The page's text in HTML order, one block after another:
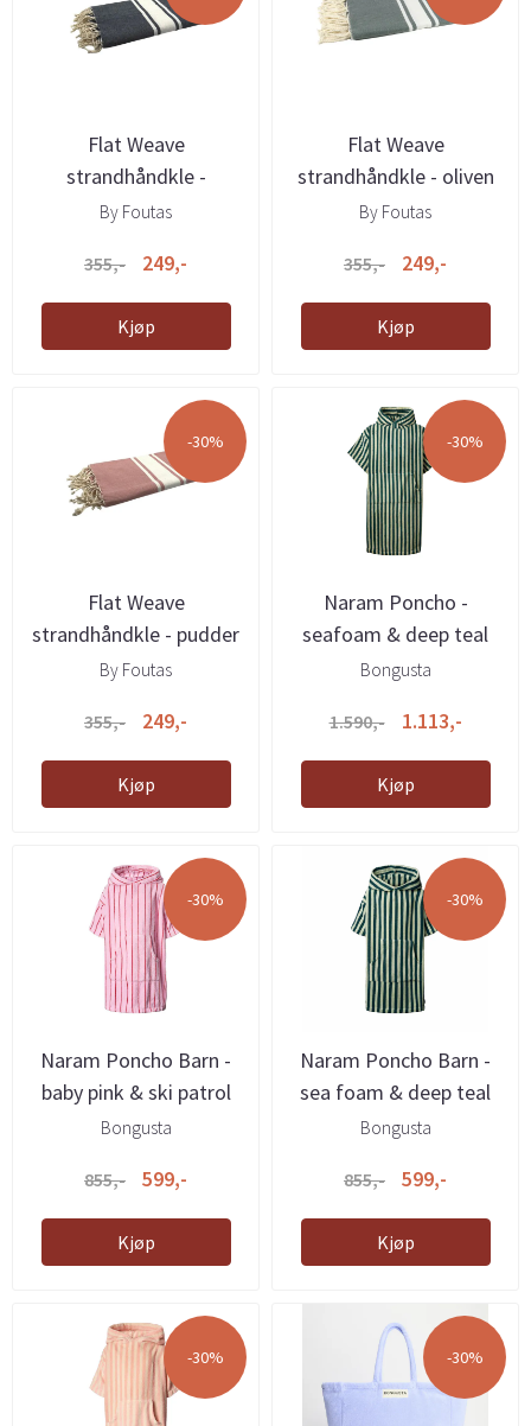
Flat Weave
strandhåndkle -
marineblå
By Foutas
355,- 249,-
Kjøp
Flat Weave
strandhåndkle - oliven
By Foutas
355,- 249,-
Kjøp
-30%
Flat Weave
strandhåndkle - pudder
rosa
By Foutas
355,- 249,-
Kjøp
-30%
Naram Poncho -
seafoam & deep teal
Bongusta
1.590,- 1.113,-
Kjøp
-30%
Naram Poncho Barn -
baby pink & ski patrol
Bongusta
855,- 599,-
Kjøp
-30%
Naram Poncho Barn -
sea foam & deep teal
Bongusta
855,- 599,-
Kjøp
-30% -30%